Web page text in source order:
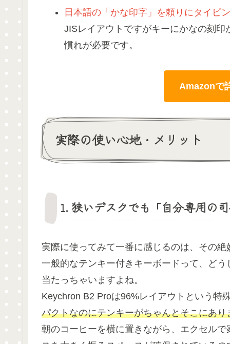
日本語の「かな印字」を頼りにタイピ
JISレイアウトですがキーにかなの刻
慣れが必要です。
Amazonで
実際の使い心地・メリット
1. 狭いデスクでも「自分専用の
実際に使ってみて一番に感じるのは、その
一般的なテンキー付きキーボードって、ど
当たっちゃいますよね。
Keychron B2 Proは96%レイアウトという特
パクトなのにテンキーがちゃんとそこにあり
朝のコーヒーを横に置きながら、エクセル